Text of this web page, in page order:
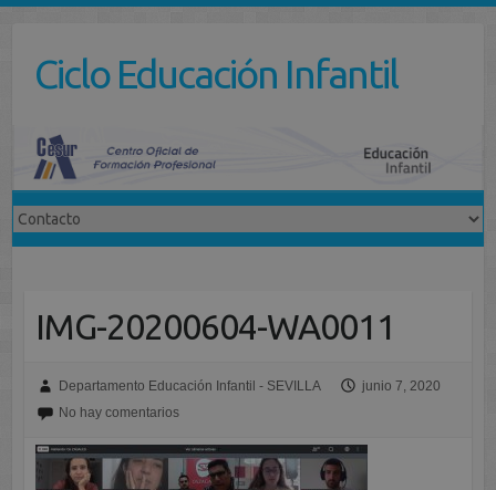
contenidoCiclo Educación Infantil
IMG-20200604-WA0011
Departamento Educación Infantil - SEVILLA
junio 7, 2020
No hay comentarios